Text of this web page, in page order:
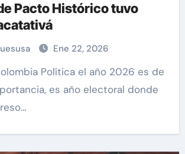
Pacto Histórico tuvo
Ene 22, 2026
Política el año 2026 es de
es año electoral donde